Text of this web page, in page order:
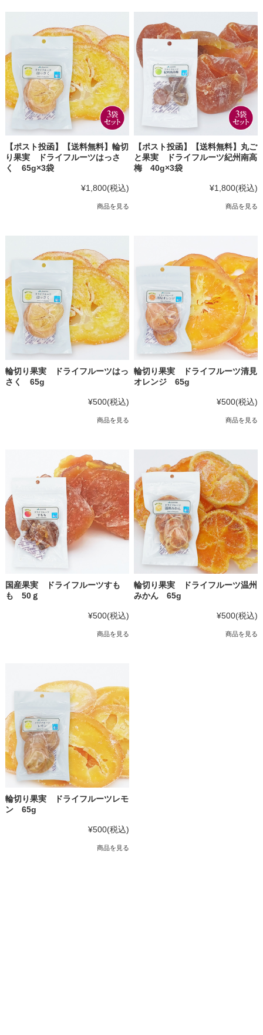
【ポスト投函】【送料無料】輪切
り果実 ドライフルーツはっさ
く 65g×3袋
¥1,800(税込)
商品を見る
【ポスト投函】【送料無料】丸ご
と果実 ドライフルーツ紀州南高
梅 40g×3袋
¥1,800(税込)
商品を見る
輪切り果実 ドライフルーツはっ
さく 65g
¥500(税込)
商品を見る
輪切り果実 ドライフルーツ清見
オレンジ 65g
¥500(税込)
商品を見る
国産果実 ドライフルーツすも
も 50ｇ
¥500(税込)
商品を見る
輪切り果実 ドライフルーツ温州
みかん 65g
¥500(税込)
商品を見る
輪切り果実 ドライフルーツレモ
ン 65g
¥500(税込)
商品を見る